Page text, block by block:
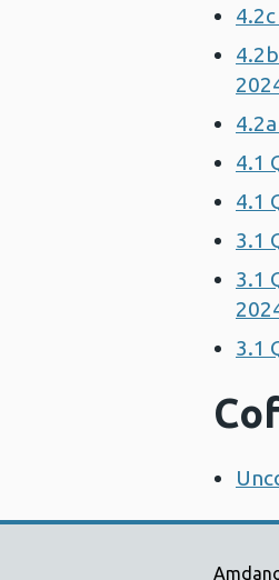
4.1
4.1
3.1
3.1
3.1